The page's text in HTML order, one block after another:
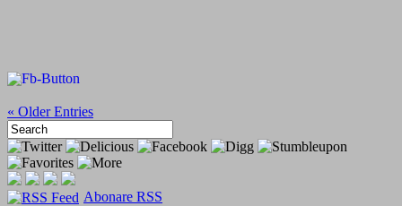
« Older Entries
Abonare RSS